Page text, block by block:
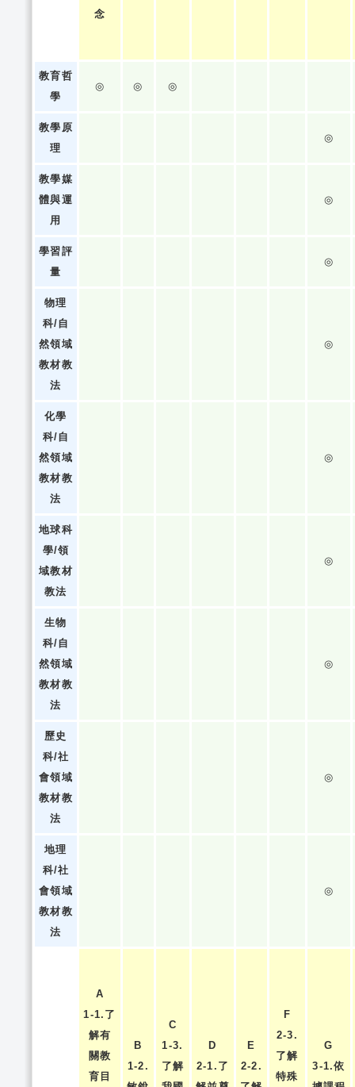
念
教育哲
學
◎ ◎ ◎
教學原
理
◎
教學媒
體與運
用
◎
學習評
量
◎
物理
科/自
然領域
教材教
法
◎
化學
科/自
然領域
教材教
法
◎
地球科
學/領
域教材
教法
◎
生物
科/自
然領域
教材教
法
◎
歷史
科/社
會領域
教材教
法
◎
地理
科/社
會領域
教材教
法
◎
A
1-1.了
解有
關教
育目
B
1-2.
C
1-3.
了解
D
2-1.了
E
2-2.
F
2-3.
了解
特殊
G
3-1.依